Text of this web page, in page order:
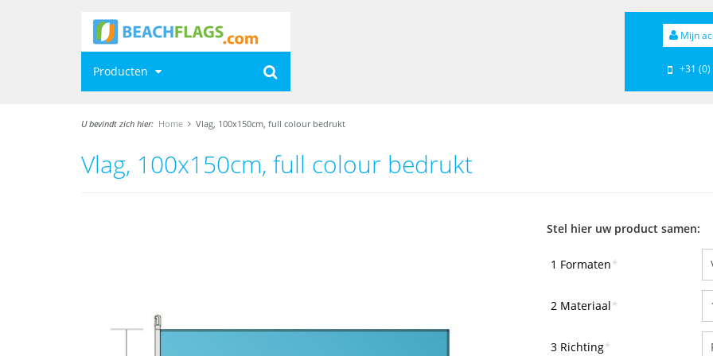
Producten
Mijn
+31
U bevindt zich hier: Home Vlag, 100x150cm, full colour bedrukt
Vlag, 100x150cm, full colour bedrukt
Stel hier uw product samen:
1 Formaten*
2 Materiaal*
3 Richting*